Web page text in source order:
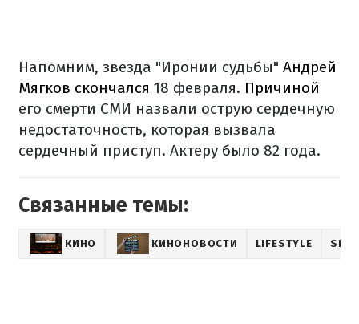
Напомним, звезда "Иронии судьбы" Андрей
Мягков скончался 18 февраля. Причиной
его смерти СМИ назвали острую сердечную
недостаточность, которая вызвала
сердечный приступ. Актеру было 82 года.
Связанные темы:
КИНО КИНОНОВОСТИ LIFESTYLE